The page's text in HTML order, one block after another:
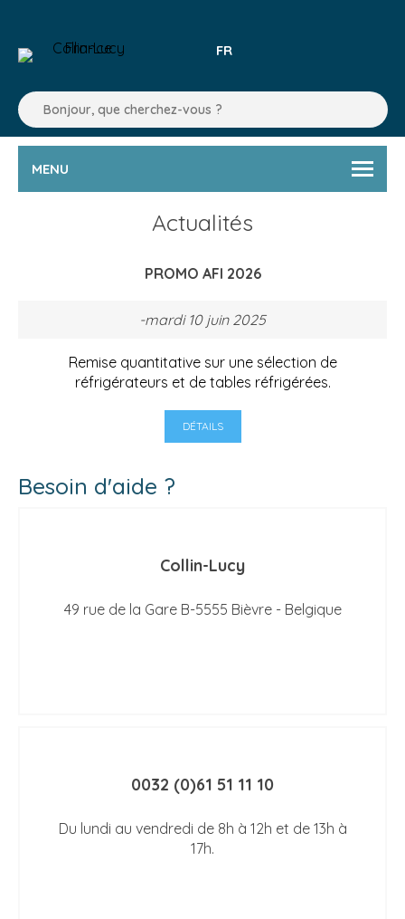
FR
MENU
Actualités
PROMO AFI 2026
-mardi 10 juin 2025
Remise quantitative sur une sélection de
réfrigérateurs et de tables réfrigérées.
DÉTAILS
Besoin d'aide ?
Collin-Lucy
49 rue de la Gare B-5555 Bièvre - Belgique
0032 (0)61 51 11 10
Du lundi au vendredi de 8h à 12h et de 13h à
17h.